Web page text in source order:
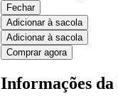
Fechar
Adicionar à sacola
Adicionar à sacola
Comprar agora
Informações